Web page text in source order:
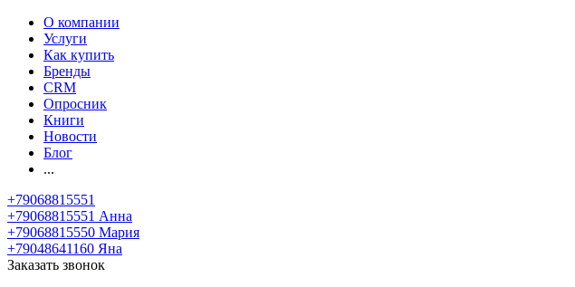
О компании
Услуги
Как купить
Бренды
CRM
Опросник
Книги
Новости
Блог
...
+79068815551
+79068815551 Анна
+79068815550 Мария
+79048641160 Яна
Заказать звонок